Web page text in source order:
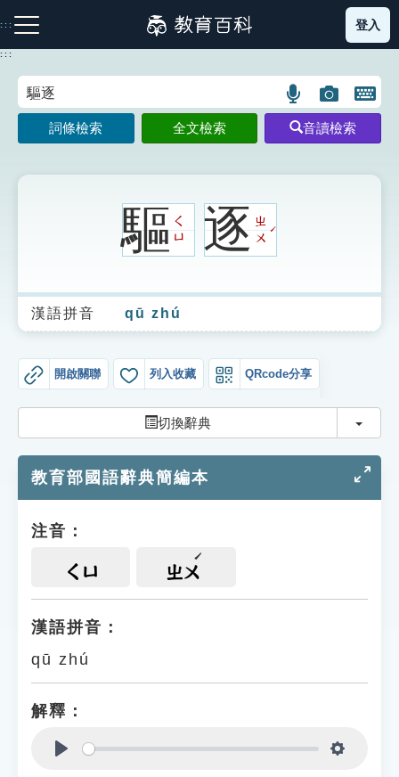
到
主
:::
注音索引圖示 筆畫索引圖示 部首索引表圖示
生字詞彙表
成語故事
索引選單
單字索引
遊戲專區
貓頭鷹博士
登入
:::
語
言
搜
圖
片
搜
開
鍵
圖
詞條檢索 全文檢索 音讀檢索
驅ㄑ
ㄩ
逐ㄓ
ㄨ
ˊ
漢語拼音 qū zhú
開啟關聯 列入收藏 QRcode分享
切換辭典 切換
教育部國語辭典簡編本
注音：
ㄑㄩ ㄓㄨ
漢語拼音：
qū zhú
解釋：